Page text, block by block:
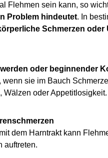
Flehmen sein kann, so
Problem hindeutet. In
Schmerzen oder
oder beginnender
sie im Bauch
Wälzen oder Appetitlosigkeit.
dem Harntrakt kann
auftreten.